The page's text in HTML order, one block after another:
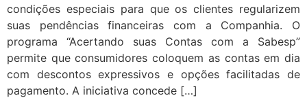
condições especiais para que os clientes regularizem
suas pendências financeiras com a Companhia. O
programa “Acertando suas Contas com a Sabesp”
permite que consumidores coloquem as contas em dia
com descontos expressivos e opções facilitadas de
pagamento. A iniciativa concede […]